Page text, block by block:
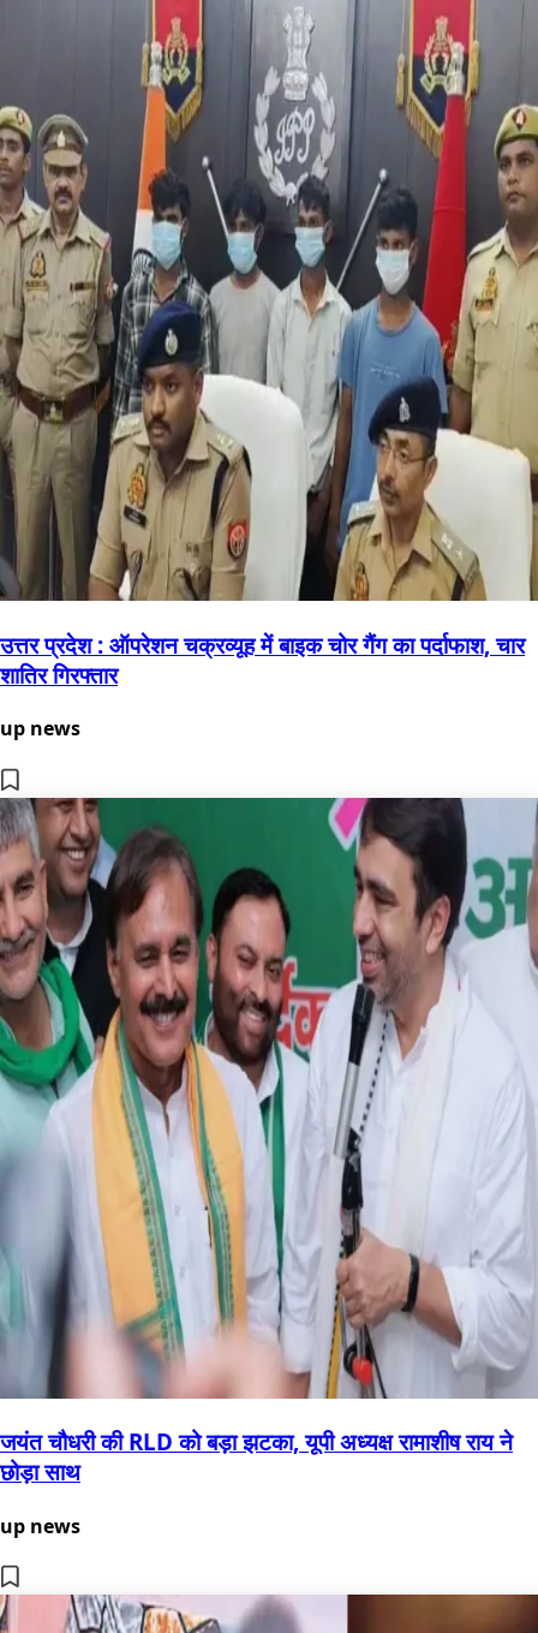
उत्तर प्रदेश : ऑपरेशन चक्रव्यूह में बाइक चोर गैंग का पर्दाफाश, चार
शातिर गिरफ्तार
up news
जयंत चौधरी की RLD को बड़ा झटका, यूपी अध्यक्ष रामाशीष राय ने
छोड़ा साथ
up news